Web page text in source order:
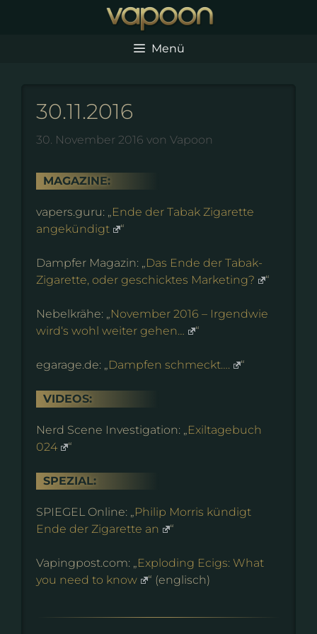
Menü
30.11.2016
30. November 2016 von Vapoon
MAGAZINE:
vapers.guru: „ Ende der Tabak Zigarette
angekündigt
“
Dampfer Magazin: „ Das Ende der Tabak-
Zigarette, oder geschicktes Marketing?
“
Nebelkrähe: „ November 2016 – Irgendwie
wird‘s wohl weiter gehen…
“
egarage.de: „ Dampfen schmeckt…. “
VIDEOS:
Nerd Scene Investigation: „ Exiltagebuch
024
“
SPEZIAL:
SPIEGEL Online: „ Philip Morris kündigt
Ende der Zigarette an
“
Vapingpost.com: „ Exploding Ecigs: What
you need to know
“ (englisch)